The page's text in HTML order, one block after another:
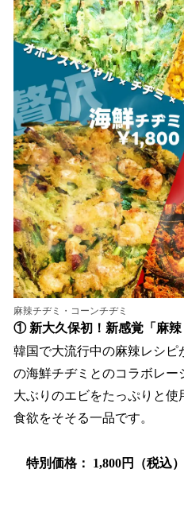
麻辣チヂミ・コーンチヂミ
① 新大久保初！新感覚「麻辣
韓国で大流行中の麻辣レシ
の海鮮チヂミとのコラボレー
大ぶりのエビをたっぷりと
食欲をそそる一品です。
特別価格： 1,800円（税込）